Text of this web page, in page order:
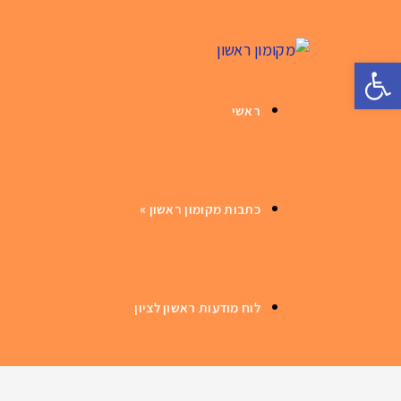
פתח סרגל נגישות
ראשי
כתבות מקומון ראשון »
לוח מודעות ראשון לציון